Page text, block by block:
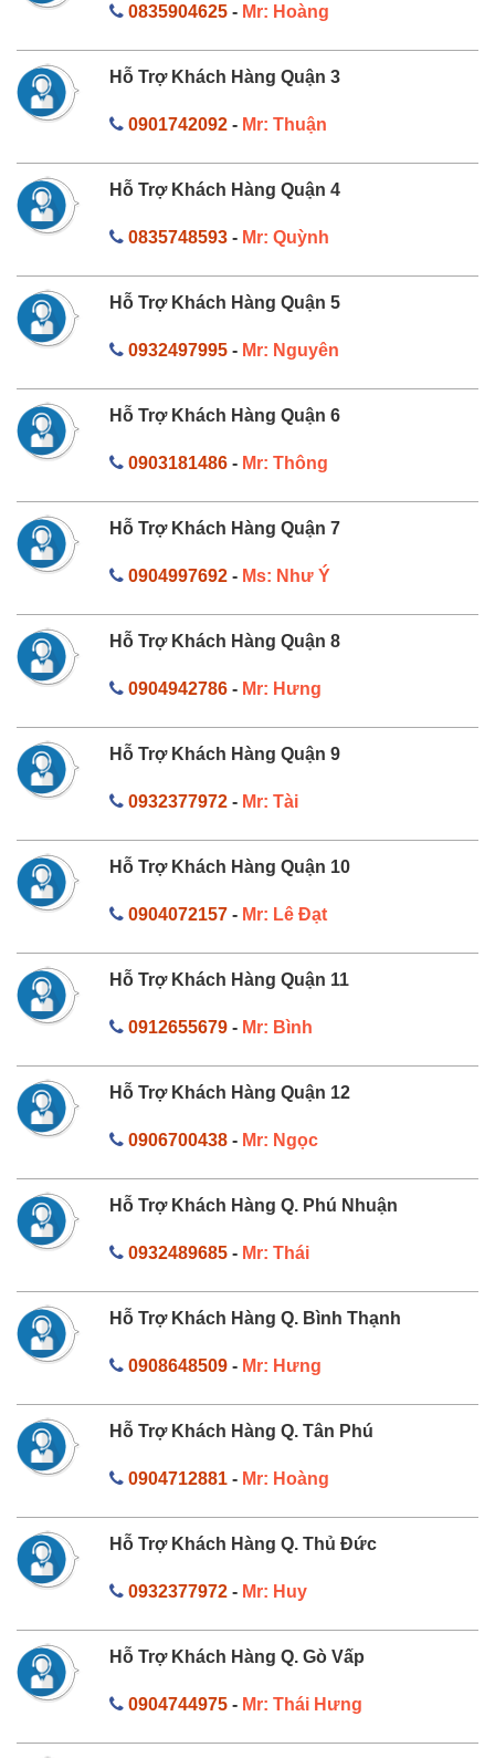
0835904625- Mr: Hoàng
Hỗ Trợ Khách Hàng Quận 3
0901742092- Mr: Thuận
Hỗ Trợ Khách Hàng Quận 4
0835748593- Mr: Quỳnh
Hỗ Trợ Khách Hàng Quận 5
0932497995- Mr: Nguyên
Hỗ Trợ Khách Hàng Quận 6
0903181486- Mr: Thông
Hỗ Trợ Khách Hàng Quận 7
0904997692- Ms: Như Ý
Hỗ Trợ Khách Hàng Quận 8
0904942786- Mr: Hưng
Hỗ Trợ Khách Hàng Quận 9
0932377972- Mr: Tài
Hỗ Trợ Khách Hàng Quận 10
0904072157- Mr: Lê Đạt
Hỗ Trợ Khách Hàng Quận 11
0912655679- Mr: Bình
Hỗ Trợ Khách Hàng Quận 12
0906700438- Mr: Ngọc
Hỗ Trợ Khách Hàng Q. Phú Nhuận
0932489685- Mr: Thái
Hỗ Trợ Khách Hàng Q. Bình Thạnh
0908648509- Mr: Hưng
Hỗ Trợ Khách Hàng Q. Tân Phú
0904712881- Mr: Hoàng
Hỗ Trợ Khách Hàng Q. Thủ Đức
0932377972- Mr: Huy
Hỗ Trợ Khách Hàng Q. Gò Vấp
0904744975- Mr: Thái Hưng